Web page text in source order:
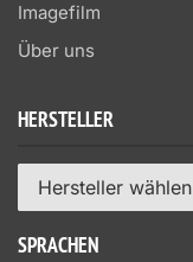
Imagefilm
Über uns
HERSTELLER
Hersteller wählen
SPRACHEN